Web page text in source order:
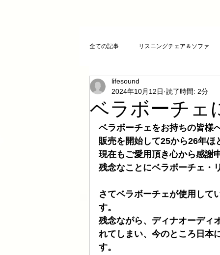
全ての記事 リスニングチェア＆ソファ
クリスタルチューニング
DAコンバーター CDトランスポー
お気に入りCD FAZIOLI 電
ベラボーチェ
lifesound
2024年10月12日 読了時間: 2分
ベラボーチェをお持ちの皆様
販売を開始して25から26年ほ
現在もご愛用頂き心から感謝
残念なことにベラボーチェ・
さてベラボーチェが使用して
す。
残念ながら、ディナオーディ
れてしまい、今のところ日本
す。